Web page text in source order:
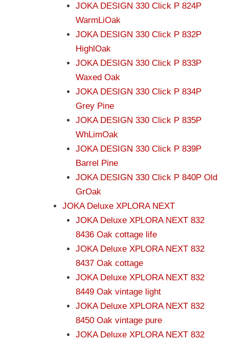
JOKA DESIGN 330 Click P 824P
WarmLiOak
JOKA DESIGN 330 Click P 832P
HighlOak
JOKA DESIGN 330 Click P 833P
Waxed Oak
JOKA DESIGN 330 Click P 834P
Grey Pine
JOKA DESIGN 330 Click P 835P
WhLimOak
JOKA DESIGN 330 Click P 839P
Barrel Pine
JOKA DESIGN 330 Click P 840P Old
GrOak
JOKA Deluxe XPLORA NEXT
JOKA Deluxe XPLORA NEXT 832
8436 Oak cottage life
JOKA Deluxe XPLORA NEXT 832
8437 Oak cottage
JOKA Deluxe XPLORA NEXT 832
8449 Oak vintage light
JOKA Deluxe XPLORA NEXT 832
8450 Oak vintage pure
JOKA Deluxe XPLORA NEXT 832